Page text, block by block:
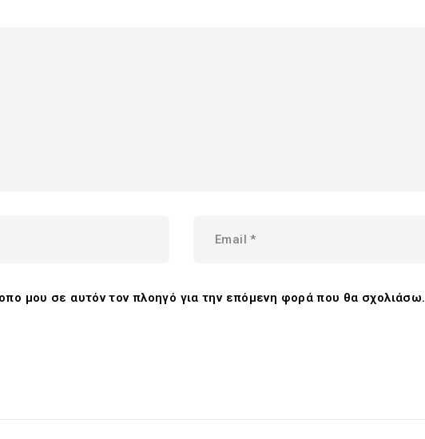
μου σε αυτόν τον πλοηγό για την επόμενη φορά που θα σχολιάσω.